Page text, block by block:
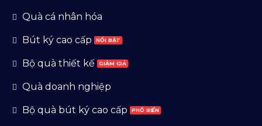
Quà cá nhân hóa
Bút ký cao cấp
Bộ quà thiết kế
Quà doanh nghiệp
Bộ quà bút ký cao cấp